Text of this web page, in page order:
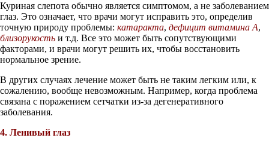
Куриная слепота обычно является симптомом, а не заболеванием
глаз. Это означает, что врачи могут исправить это, определив
точную природу проблемы: катаракта, дефицит витамина А,
близорукость и т.д. Все это может быть сопутствующими
факторами, и врачи могут решить их, чтобы восстановить
нормальное зрение.
В других случаях лечение может быть не таким легким или, к
сожалению, вообще невозможным. Например, когда проблема
связана с поражением сетчатки из-за дегенеративного
заболевания.
4. Ленивый глаз